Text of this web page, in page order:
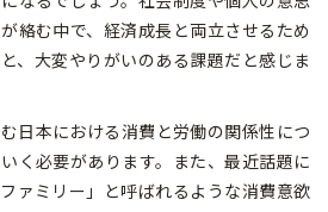
絡む中で、経済成長と両立させるため
、大変やりがいのある課題だと感じま
日本における消費と労働の関係性につ
く必要があります。また、最近話題に
ァミリー」と呼ばれるような消費意欲